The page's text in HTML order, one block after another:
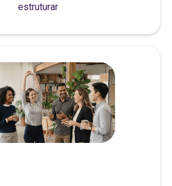
estruturar